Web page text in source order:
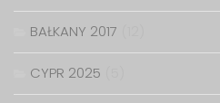
BAŁKANY 2017
CYPR 2025